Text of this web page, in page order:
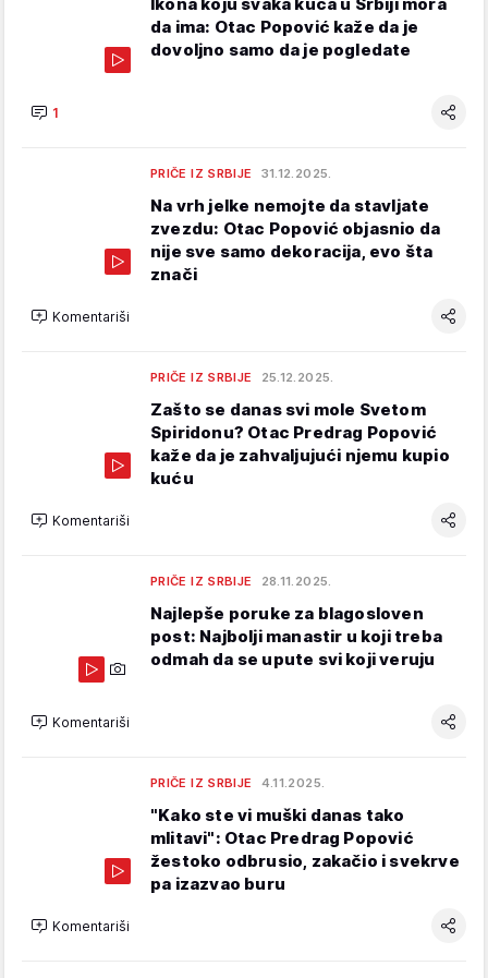
da ima: Otac Popović kaže da je
dovoljno samo da je pogledate
1
PRIČE IZ SRBIJE 31.12.2025.
Na vrh jelke nemojte da stavljate
zvezdu: Otac Popović objasnio da
nije sve samo dekoracija, evo šta
znači
Komentariši
PRIČE IZ SRBIJE 25.12.2025.
Zašto se danas svi mole Svetom
Spiridonu? Otac Predrag Popović
kaže da je zahvaljujući njemu kupio
kuću
Komentariši
PRIČE IZ SRBIJE 28.11.2025.
Najlepše poruke za blagosloven
post: Najbolji manastir u koji treba
odmah da se upute svi koji veruju
Komentariši
PRIČE IZ SRBIJE 4.11.2025.
"Kako ste vi muški danas tako
mlitavi": Otac Predrag Popović
žestoko odbrusio, zakačio i svekrve
pa izazvao buru
Komentariši